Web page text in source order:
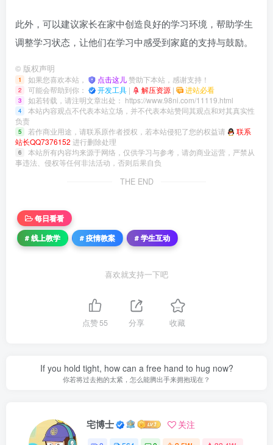
此外，可以建议家长在家中创造良好的学习环境，帮助学生
调整学习状态，让他们在学习中感受到家庭的支持与鼓励。
© 版权声明
1 如果您喜欢本站， 点击这儿赞助下本站，感谢支持！
2 可能会帮助到你： 开发工具 | 解压资源 | 进站必看
3 如若转载，请注明文章出处： https://www.98ni.com/11119.html
4
本站内容观点不代表本站立场，并不代表本站赞同其观点和对其真实性
负责
5 若作商业用途，请联系原作者授权，若本站侵犯了您的权益请
联系
站长QQ7376152 进行删除处理
6
本站所有内容均来源于网络，仅供学习与参考，请勿商业运营，严禁从
事违法、侵权等任何非法活动，否则后果自负
THE END
每日看看
# 线上教学
# 疫情教案 # 学生互动
喜欢就支持一下吧
点赞55 分享 收藏
If you hold tight, how can a free hand to hug now?
你若将过去抱的太紧，怎么能腾出手来拥抱现在？
宅博士 关注